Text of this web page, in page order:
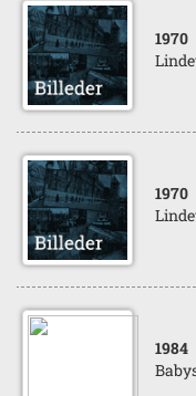
1970
1970
1984